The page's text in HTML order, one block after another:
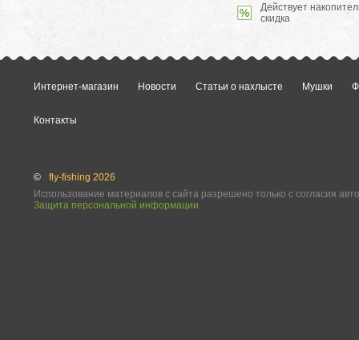
Действует
скидка
Интернет-магазин Новости Статьи о нахлысте Мушки
Контакты
©
fly-fishing 2026
Использование материалов с сайта разрешено только с согласия
Защита персональной информации